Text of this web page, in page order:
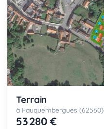
Terrain
à Fauquembergues (62560)
53 280 €